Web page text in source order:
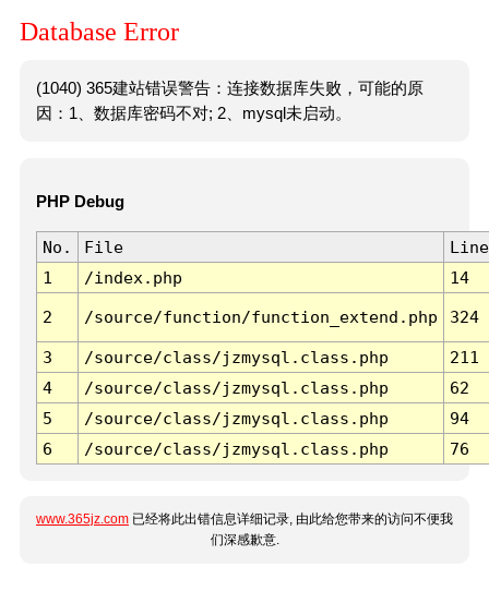
Database Error
(1040) 365建站错误警告：连接数据库失败，可能的原
因：1、数据库密码不对; 2、mysql未启动。
PHP Debug
No. File
Line
1
/index.php 14
2 /source/function/function_extend.php 324
3 /source/class/jzmysql.class.php
211
4
/source/class/jzmysql.class.php
62
5
/source/class/jzmysql.class.php
94
6
/source/class/jzmysql.class.php 76
www.365jz.com 已经将此出错信息详细记录, 由此给您带来的访问不便我
们深感歉意.